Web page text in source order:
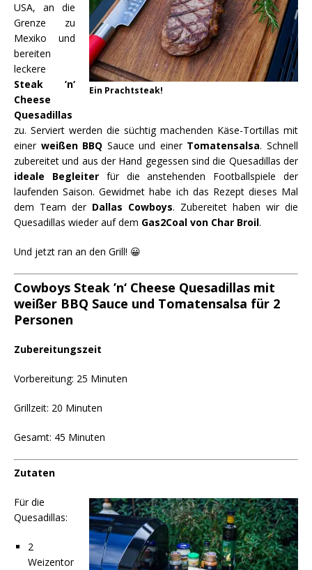
Ein Prachtsteak!
USA, an die
Grenze zu
Mexiko und
bereiten
leckere
Steak ’n‘
Cheese
Quesadillas
zu. Serviert werden die süchtig machenden Käse-Tortillas mit
einer weißen BBQ Sauce und einer Tomatensalsa. Schnell
zubereitet und aus der Hand gegessen sind die Quesadillas der
ideale Begleiterfür die anstehenden Footballspiele der
laufenden Saison. Gewidmet habe ich das Rezept dieses Mal
dem Team der Dallas Cowboys. Zubereitet haben wir die
Quesadillas wieder auf dem Gas2Coal von Char Broil.
Und jetzt ran an den Grill! 😀
Cowboys Steak ’n‘ Cheese Quesadillas mit
weißer BBQ Sauce und Tomatensalsa für 2
Personen
Zubereitungszeit
Vorbereitung: 25 Minuten
Grillzeit: 20 Minuten
Gesamt: 45 Minuten
Zutaten
Für die
Quesadillas:
2
Weizentor